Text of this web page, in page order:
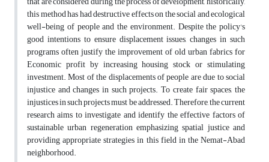
this method has had destructive effects on the social and ecological
well-being of people and the environment. Despite the policy's
good intentions to ensure displacement issues, changes in such
programs often justify the improvement of old urban fabrics for
Economic profit by increasing housing stock or stimulating
investment. Most of the displacements of people are due to social
injustice and changes in such projects. To create fair spaces, the
injustices in such projects must be addressed. Therefore, the current
research aims to investigate and identify the effective factors of
sustainable urban regeneration emphasizing spatial justice and
providing appropriate strategies in this field in the Nemat-Abad
neighborhood.